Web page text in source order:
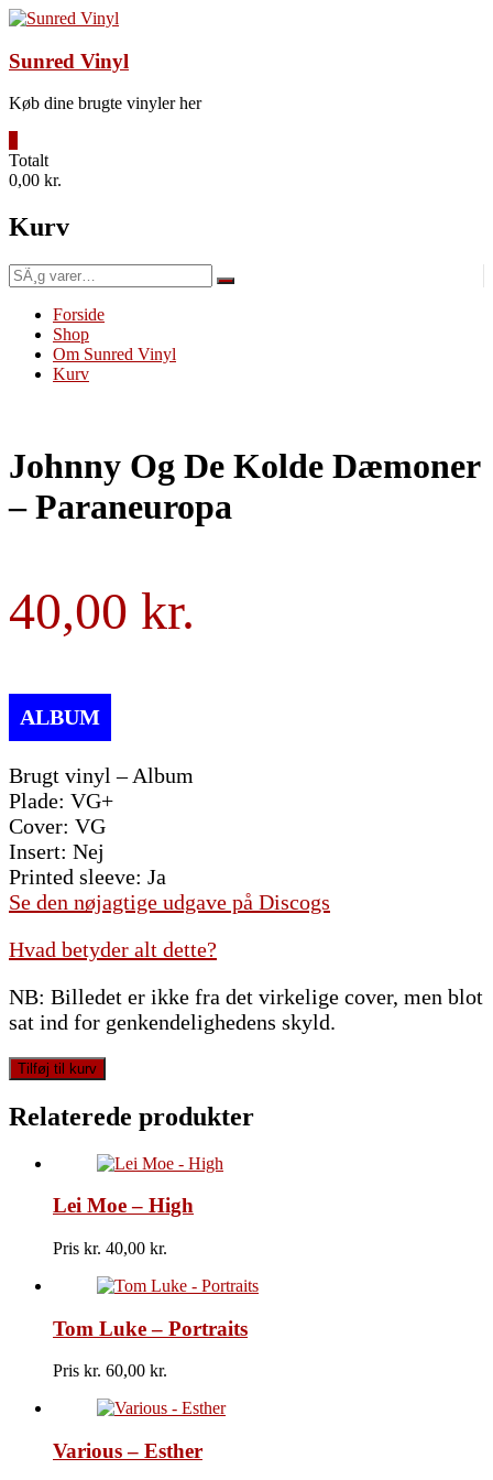
Videre
indhold
Sunred Vinyl
Køb dine brugte vinyler her
Totalt
0,00 kr.
Kurv
SÃ¸g
efter:
Forside
Shop
Om Sunred Vinyl
Kurv
Johnny Og De Kolde Dæmoner
– Paraneuropa
40,00
Brugt vinyl – Album
Plade: VG+
Cover: VG
Insert: Nej
Printed sleeve: Ja
Se den nøjagtige udgave på Discogs
Hvad betyder alt dette?
NB: Billedet er ikke fra det virkelige cover, men blot
sat ind for genkendelighedens skyld.
Johnny
Og
De
Kolde
Tilføj til kurv
Relaterede produkter
Lei Moe – High
Pris kr. 40,00
Tom Luke – Portraits
Pris kr. 60,00
Various – Esther